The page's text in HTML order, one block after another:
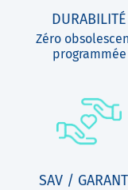
DURABILITÉ
Zéro
programmée
SAV /